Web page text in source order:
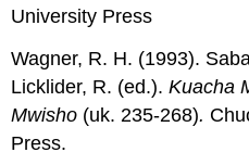
University Press
Wagner, R. H. (1993).
Licklider, R. (ed.).Kuacha
Mwisho (uk. 235-268).
Press.